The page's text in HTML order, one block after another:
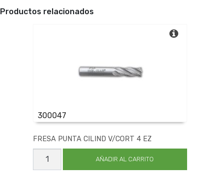
Productos relacionados
300047
FRESA PUNTA CILIND V/CORT 4 EZ
FRESA
PUNTA
AÑADIR AL CARRITO